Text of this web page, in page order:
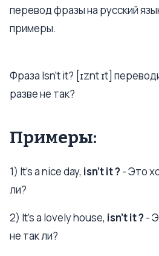
перевод фразы на русский
примеры.
Фраза Isn’t it? [ɪznt ɪt]
разве не так?
Примеры:
1) It’s a nice day, isn’t it ?- Это
ли?
2) It’s a lovely house, isn’t it ?-
не так ли?